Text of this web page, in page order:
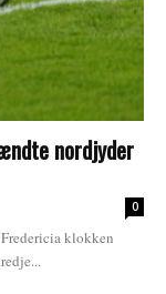
nordjyder
0
klokken